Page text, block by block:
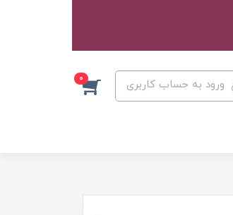
ورود به حساب کاربری 0